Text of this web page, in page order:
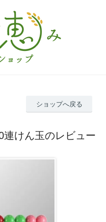
ショップへ戻る
連けん玉のレビュー